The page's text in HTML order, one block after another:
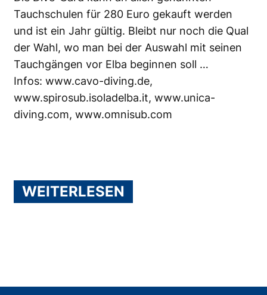
Tauchschulen für 280 Euro gekauft werden
und ist ein Jahr gültig. Bleibt nur noch die Qual
der Wahl, wo man bei der Auswahl mit seinen
Tauchgängen vor Elba beginnen soll …
Infos: www.cavo-diving.de,
www.spirosub.isoladelba.it, www.unica-
diving.com, www.omnisub.com
WEITERLESEN